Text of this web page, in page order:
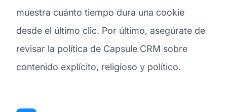
muestra cuánto tiempo dura una cookie
desde el último clic. Por último, asegúrate de
revisar la política de Capsule CRM sobre
contenido explícito, religioso y político.